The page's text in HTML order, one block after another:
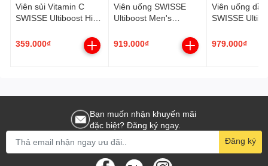
Viên sủi Vitamin C
SWISSE Ultiboost High
Effervescent (Hộp 20
359.000₫
Viên uống SWISSE
Ultiboost Men's
khỏe sinh sản Nam
919.000₫
Viên uống
SWISSE
Oil 1000mg
979.000₫
Bạn muốn nhận khuyến mãi
đặc biệt? Đăng ký ngay.
Đăng ký